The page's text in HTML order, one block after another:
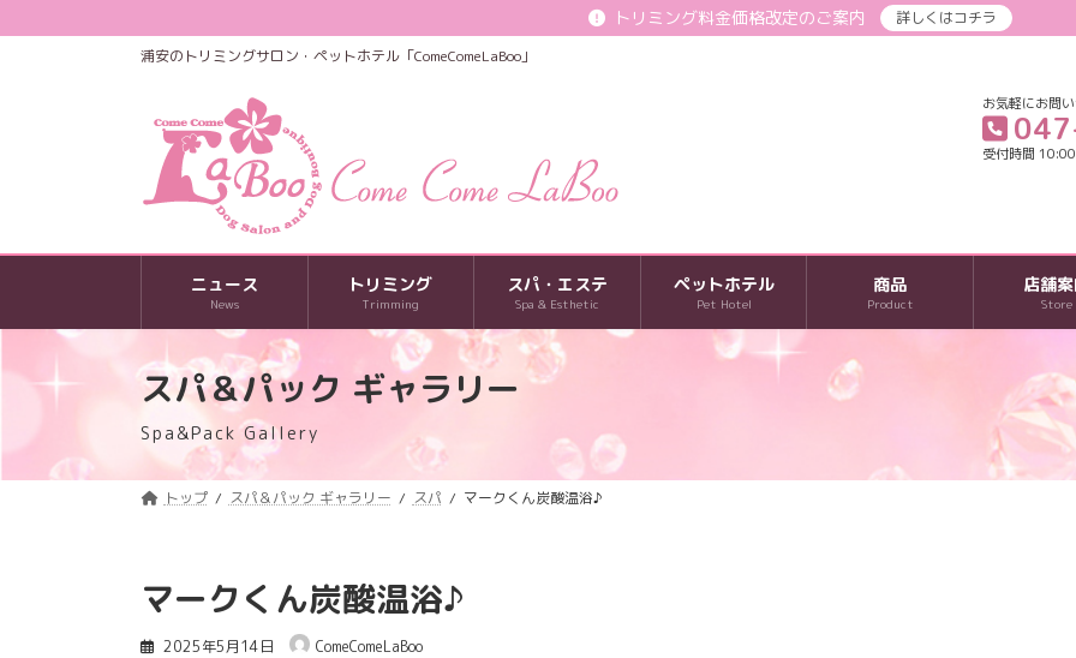
ン
ビ
トリミング料金価格改定のご案内
詳しくはコチラ
浦安のトリミングサロン・ペットホテル「ComeComeLaBoo」
お気軽にお問
受付時間
ニュース
News
トリミング
Trimming
スパ・エステ
Spa & Esthetic
ペットホテル
Pet Hotel
商品
Product
店舗
Store
スパ＆パック ギャラリー
Spa&Pack Gallery
トップ スパ＆パック ギャラリー スパ マークくん炭酸温浴♪
マークくん炭酸温浴♪
2025年5月14日 ComeComeLaBoo